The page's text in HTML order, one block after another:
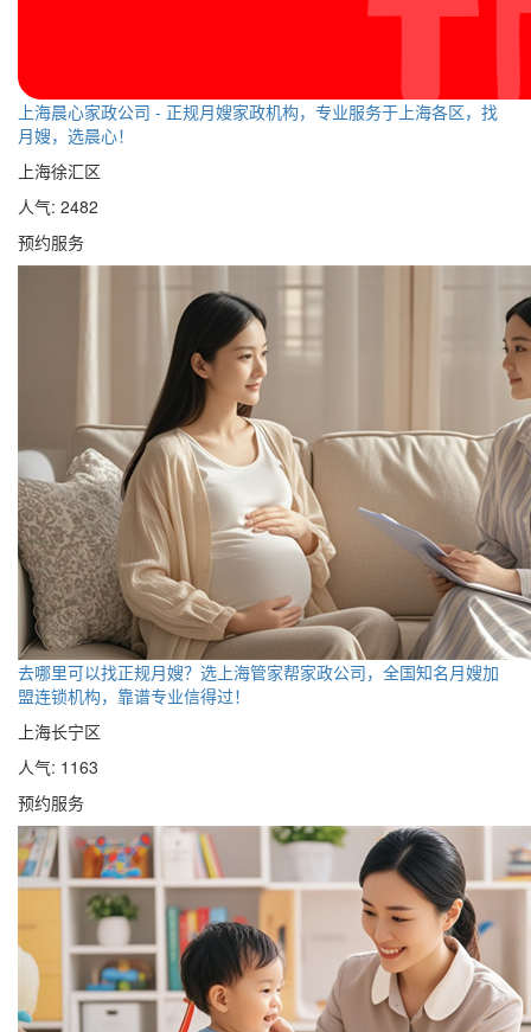
上海晨心家政公司 - 正规月嫂家政机构，专业服务于上海各区，找
月嫂，选晨心！
上海徐汇区
人气: 2482
预约服务
去哪里可以找正规月嫂？选上海管家帮家政公司，全国知名月嫂加
盟连锁机构，靠谱专业信得过！
上海长宁区
人气: 1163
预约服务